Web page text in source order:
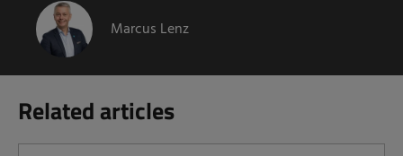
Marcus Lenz
Related articles